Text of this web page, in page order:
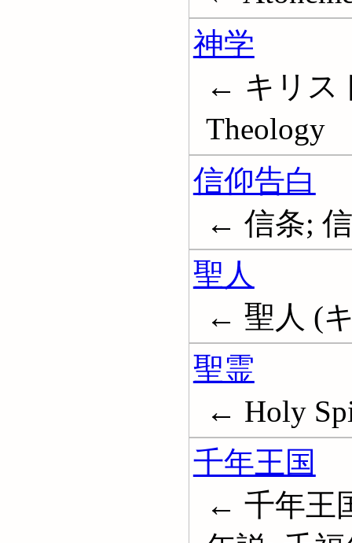
神学
← キリス
Theology
信仰告白
← 信条;
聖人
← 聖人 (
聖霊
← Holy
千年王国
← 千年王